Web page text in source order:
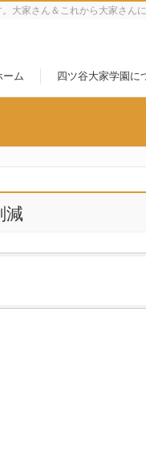
大家さん＆これから大家さん
ーム 四ツ谷大家学園に
減